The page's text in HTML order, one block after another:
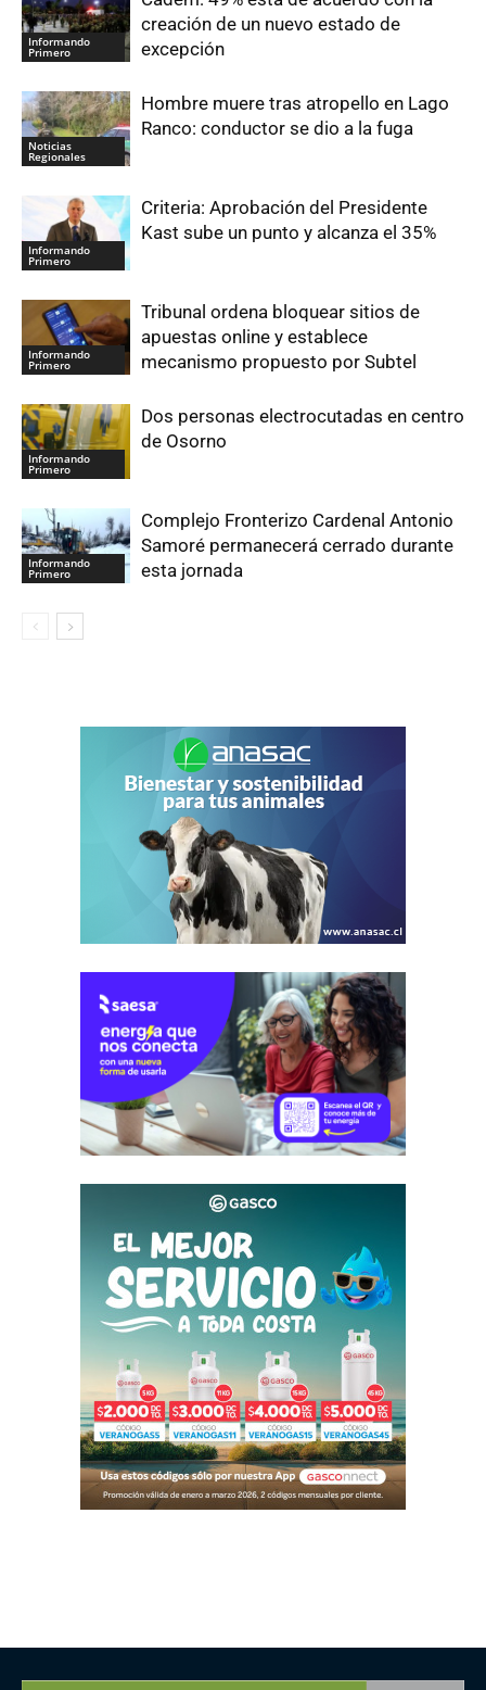
Informando
Primero
creación de un nuevo estado de
excepción
Noticias
Regionales
Hombre muere tras atropello en Lago
Ranco: conductor se dio a la fuga
Informando
Primero
Criteria: Aprobación del Presidente
Kast sube un punto y alcanza el 35%
Informando
Primero
Tribunal ordena bloquear sitios de
apuestas online y establece
mecanismo propuesto por Subtel
Informando
Primero
Dos personas electrocutadas en centro
de Osorno
Informando
Primero
Complejo Fronterizo Cardenal Antonio
Samoré permanecerá cerrado durante
esta jornada